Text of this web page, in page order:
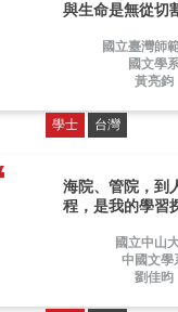
與生命是無從切
國立臺灣師
國文學
黃亮鈞
學士 台灣
海院、管院，到
程，是我的學習
國立中山
中國文學
劉佳昀